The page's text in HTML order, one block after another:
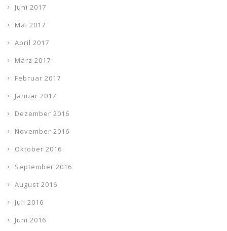
Juni 2017
Mai 2017
April 2017
März 2017
Februar 2017
Januar 2017
Dezember 2016
November 2016
Oktober 2016
September 2016
August 2016
Juli 2016
Juni 2016